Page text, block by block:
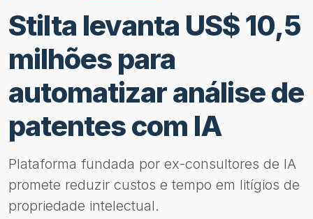
Stilta levanta US$ 10,5
milhões para
automatizar análise de
patentes com IA
Plataforma fundada por ex-consultores de IA
promete reduzir custos e tempo em litígios de
propriedade intelectual.